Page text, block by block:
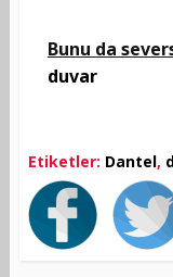
Bunu da
duvar
Etiketler: Dantel,